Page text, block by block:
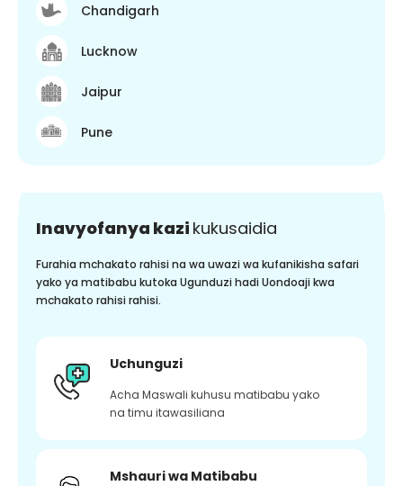
Chandigarh
Lucknow
Jaipur
Pune
Inavyofanya kazi kukusaidia
Furahia mchakato rahisi na wa uwazi wa kufanikisha safari
yako ya matibabu kutoka Ugunduzi hadi Uondoaji kwa
mchakato rahisi rahisi.
Uchunguzi
Acha Maswali kuhusu matibabu yako
na timu itawasiliana
Mshauri wa Matibabu